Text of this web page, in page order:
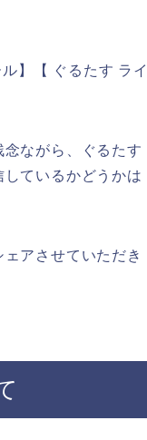
】【 ぐるたす ライ
ながら、ぐるたす
ているかどうかは
アさせていただき